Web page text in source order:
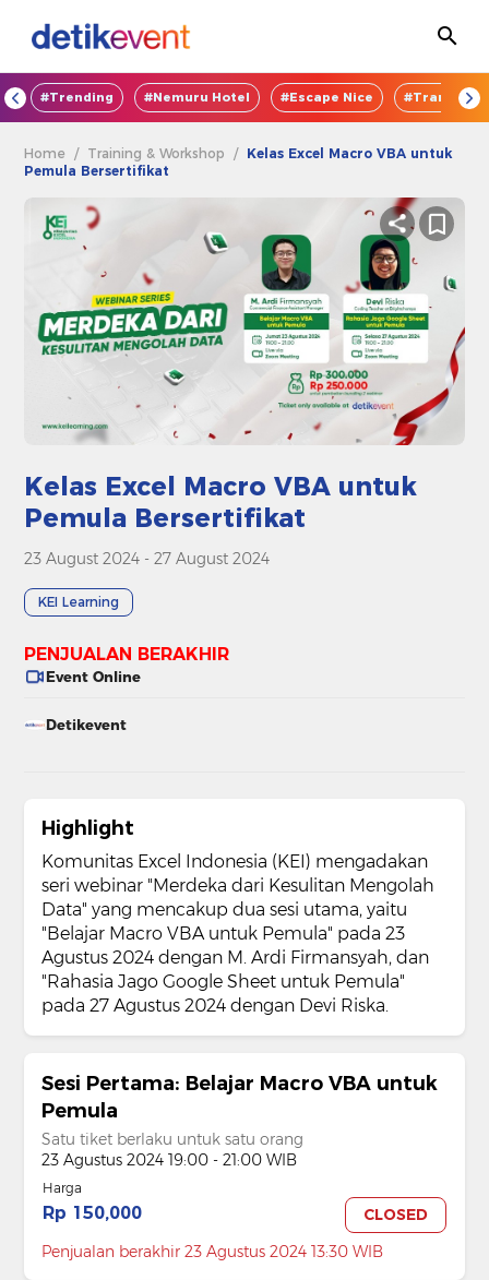
#Trending #Nemuru Hotel #Escape Nice
Home / Training & Workshop / Kelas Excel Macro VBA untuk
Pemula Bersertifikat
Kelas Excel Macro VBA untuk
Pemula Bersertifikat
23 August 2024 - 27 August 2024
KEI Learning
PENJUALAN BERAKHIR
Event Online
Detikevent
Highlight
Komunitas Excel Indonesia (KEI) mengadakan
seri webinar "Merdeka dari Kesulitan Mengolah
Data" yang mencakup dua sesi utama, yaitu
"Belajar Macro VBA untuk Pemula" pada 23
Agustus 2024 dengan M. Ardi Firmansyah, dan
"Rahasia Jago Google Sheet untuk Pemula"
pada 27 Agustus 2024 dengan Devi Riska.
Sesi Pertama: Belajar Macro VBA untuk
Pemula
Satu tiket berlaku untuk satu orang
23 Agustus 2024 19:00 - 21:00 WIB
Harga
Rp 150,000
CLOSED
Penjualan berakhir 23 Agustus 2024 13:30 WIB